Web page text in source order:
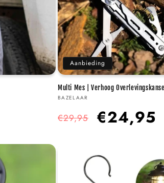
Aanbieding
Multi Mes | Verhoog
Verkoper:
BAZELAAR
prijs
€29,95
Aanbiedingsprijs
€24,95